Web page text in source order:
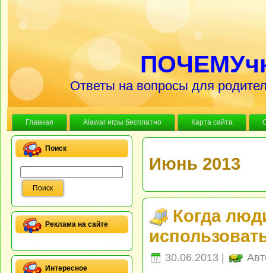
Ответы на вопросы для
Главная Alawar игры бесплатно Карта сайта
Поиск
Реклама на сайте
Интересное
Июнь 2013
Когда
30.06.2013 |